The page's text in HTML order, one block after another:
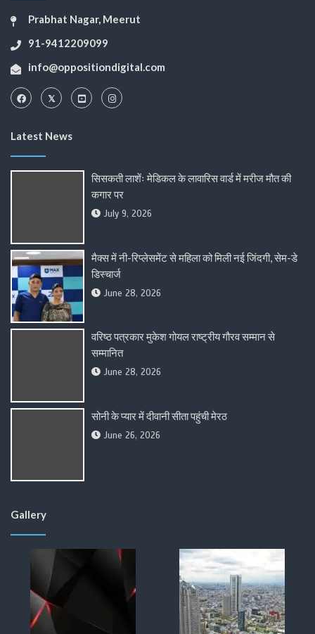
Prabhat Nagar, Meerut
91-9412209099
info@oppositiondigital.com
Latest News
सिसकती लाशेंः मेडिकल के लावारिस वार्ड में मरीज मौत की
कगार पर
July 9, 2026
मैक्स में नी-रिप्लेसमेंट से महिला को मिली नई जिंदगी, सेम-डे
डिस्चार्ज
June 28, 2026
वरिष्ठ पत्रकार मुकेश गोयल राष्ट्रीय गौरव सम्मान से
सम्मानित
June 28, 2026
सोनी के प्यार में दीवानी सीता पहुंची मेरठ
June 26, 2026
Gallery